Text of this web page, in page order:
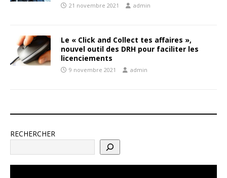
21 novembre 2021 admin
Le « Click and Collect tes affaires »,
nouvel outil des DRH pour faciliter les
licenciements
9 novembre 2021 admin
RECHERCHER